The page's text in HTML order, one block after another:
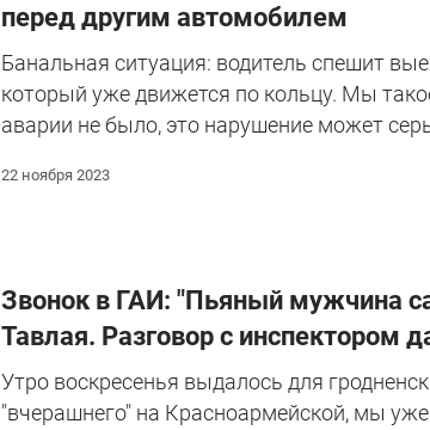
перед другим автомобилем
Банальная ситуация: водитель спешит
который уже движется по кольцу. Мы
аварии не было, это нарушение может
22 ноября 2023
Звонок в ГАИ: "Пьяный мужчина
Тавлая. Разговор с инспектором
Утро воскресенья выдалось для
"вчерашнего" на Красноармейской, мы уже